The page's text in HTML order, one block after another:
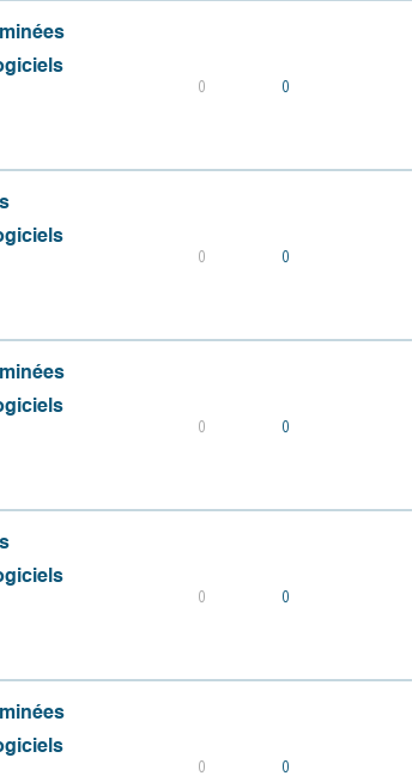
0 0
0 0
0 0
0 0
0 0